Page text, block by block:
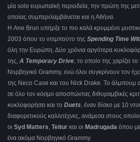
μία solo ευρωπαϊκή περιοδεία, την πρώτη της
οποίας συμπεριλαμβάνεται και η Αθήνα.
Η Ane Brun υπήρξε το πιο καλά κρυμμένο
2003 όπου το ντεμπούτο της Spending Time
όλη την Ευρώπη. Δύο χρόνια αργότερα
της, A Temporary Drive , το οποίο της χαρίζει
Νορβηγικό Grammy, ενώ όλοι συγκρίνουν τον
της Neco Case και του Nick Drake . Το άλμπουμ
σε όλο τον κόσμο αποσπώντας διθυραμβικές
κυκλοφορήσει και το Duets , έναν δίσκο με 10
διαφορετικούς καλλιτέχνες, ανάμεσα στους
οι Syd Matters Teitur και οι Madrugada όπου με
ένα ακόμα Νορβηγικό Grammy.